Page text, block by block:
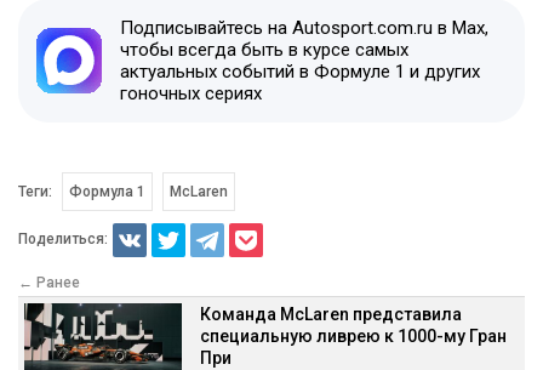
Подписывайтесь на Autosport.com.ru в Max,
чтобы всегда быть в курсе самых
актуальных событий в Формуле 1 и других
гоночных сериях
Теги: Формула 1 McLaren
Поделиться:
← Ранее
Команда McLaren представила
специальную ливрею к 1000-му Гран
При